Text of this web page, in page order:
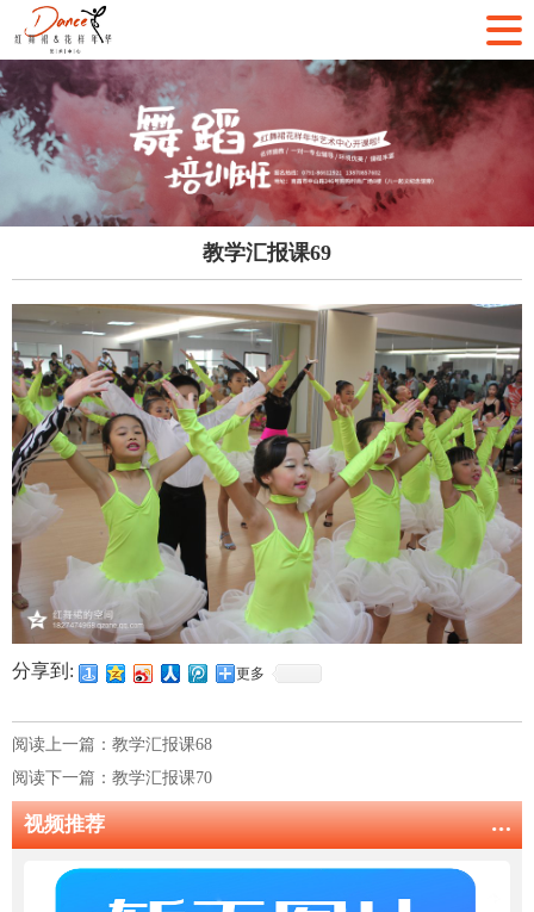
教学汇报课69
分享到: 更多
阅读上一篇： 教学汇报课68
阅读下一篇： 教学汇报课70
视频推荐